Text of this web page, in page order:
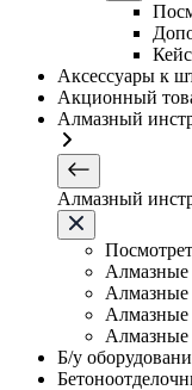
Аксессуары к
Акционный
Алмазный
Алмазный
Алмазные
Алмазные
Алмазные
Б/у